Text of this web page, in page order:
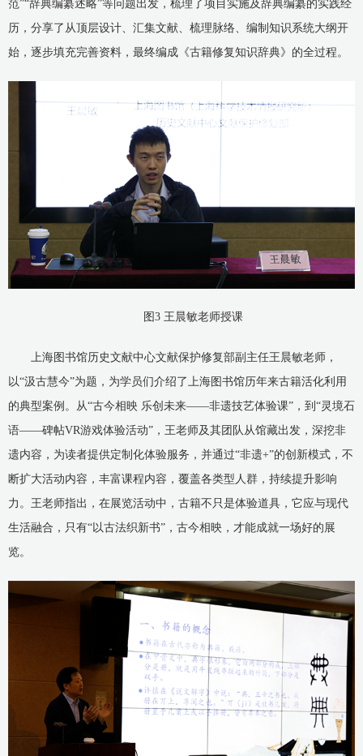
范”“辞典编纂述略”等问题出发，梳理了项目实施及辞典编纂的实践经
历，分享了从顶层设计、汇集文献、梳理脉络、编制知识系统大纲开
始，逐步填充完善资料，最终编成《古籍修复知识辞典》的全过程。
图3 王晨敏老师授课
上海图书馆历史文献中心文献保护修复部副主任王晨敏老师，
以“汲古慧今”为题，为学员们介绍了上海图书馆历年来古籍活化利用
的典型案例。从“古今相映 乐创未来——非遗技艺体验课”，到“灵境石
语——碑帖VR游戏体验活动”，王老师及其团队从馆藏出发，深挖非
遗内容，为读者提供定制化体验服务，并通过“非遗+”的创新模式，不
断扩大活动内容，丰富课程内容，覆盖各类型人群，持续提升影响
力。王老师指出，在展览活动中，古籍不只是体验道具，它应与现代
生活融合，只有“以古法织新书”，古今相映，才能成就一场好的展
览。